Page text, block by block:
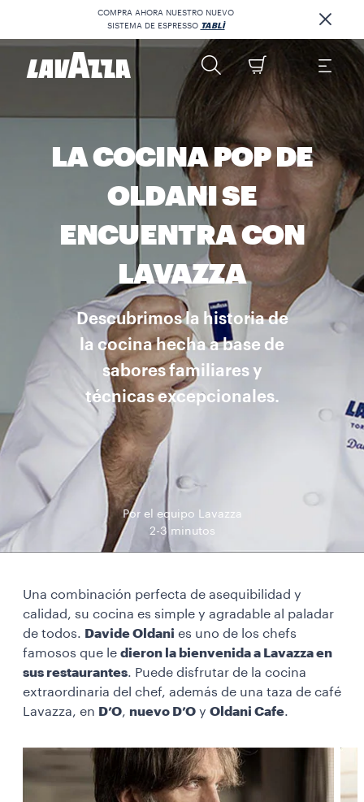
COMPRA AHORA NUESTRO NUEVO
SISTEMA DE ESPRESSO TABLÌ
LA COCINA POP DE
OLDANI SE
ENCUENTRA CON
LAVAZZA
Descubrimos la historia de
la cocina hecha a base de
sabores familiares y
técnicas excepcionales.
Por el equipo Lavazza
2-3 minutos
Una combinación perfecta de asequibilidad y
calidad, su cocina es simple y agradable al paladar
de todos. Davide Oldani es uno de los chefs
famosos que le dieron la bienvenida a Lavazza en
sus restaurantes. Puede disfrutar de la cocina
extraordinaria del chef, además de una taza de café
Lavazza, en D’O, nuevo D’O y Oldani Cafe.